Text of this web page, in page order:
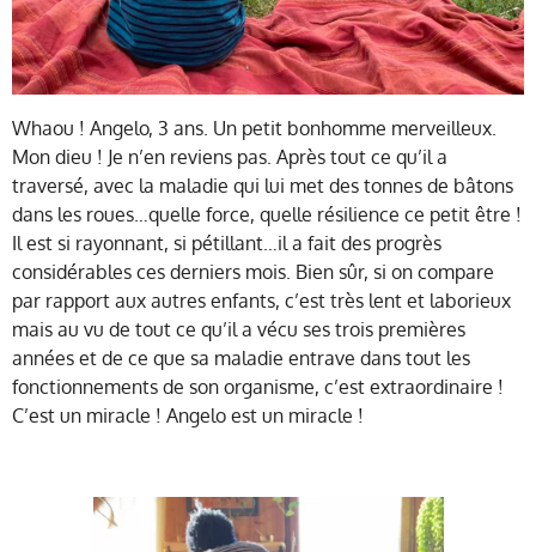
Whaou ! Angelo, 3 ans. Un petit bonhomme merveilleux.
Mon dieu ! Je n’en reviens pas. Après tout ce qu’il a
traversé, avec la maladie qui lui met des tonnes de bâtons
dans les roues…quelle force, quelle résilience ce petit être !
Il est si rayonnant, si pétillant…il a fait des progrès
considérables ces derniers mois. Bien sûr, si on compare
par rapport aux autres enfants, c’est très lent et laborieux
mais au vu de tout ce qu’il a vécu ses trois premières
années et de ce que sa maladie entrave dans tout les
fonctionnements de son organisme, c’est extraordinaire !
C’est un miracle ! Angelo est un miracle !